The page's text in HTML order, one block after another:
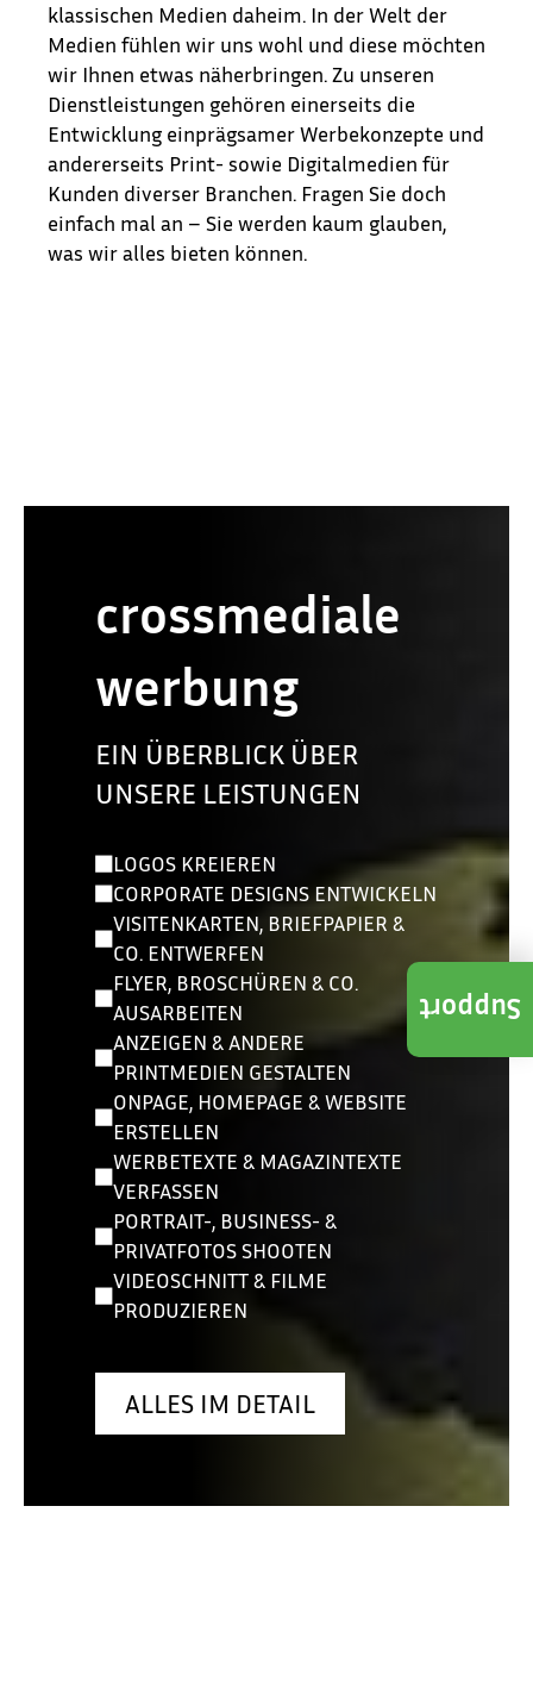
Support
klassischen Medien daheim. In der Welt der
Medien fühlen wir uns wohl und diese möchten
wir Ihnen etwas näherbringen. Zu unseren
Dienstleistungen gehören einerseits die
Entwicklung einprägsamer Werbekonzepte und
andererseits Print- sowie Digitalmedien für
Kunden diverser Branchen. Fragen Sie doch
einfach mal an – Sie werden kaum glauben,
was wir alles bieten können.
crossmediale
werbung
EIN ÜBERBLICK ÜBER
UNSERE LEISTUNGEN
LOGOS KREIEREN
CORPORATE DESIGNS ENTWICKELN
VISITENKARTEN, BRIEFPAPIER &
CO. ENTWERFEN
FLYER, BROSCHÜREN & CO.
AUSARBEITEN
ANZEIGEN & ANDERE
PRINTMEDIEN GESTALTEN
ONPAGE, HOMEPAGE & WEBSITE
ERSTELLEN
WERBETEXTE & MAGAZINTEXTE
VERFASSEN
PORTRAIT-, BUSINESS- &
PRIVATFOTOS SHOOTEN
VIDEOSCHNITT & FILME
PRODUZIEREN
ALLES IM DETAIL